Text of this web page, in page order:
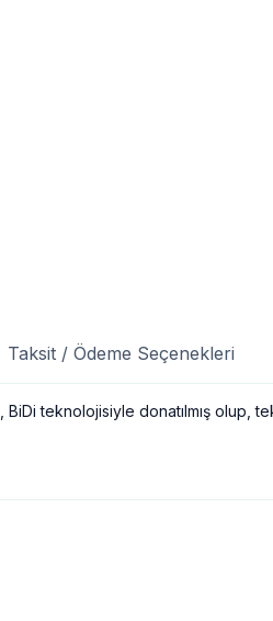
Taksit / Ödeme Seçenekleri
BiDi teknolojisiyle donatılmış